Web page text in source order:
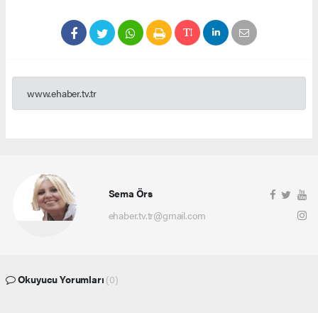
www.ehaber.tv.tr
Sema Örs
ehaber.tv.tr@gmail.com
Okuyucu Yorumları (0)